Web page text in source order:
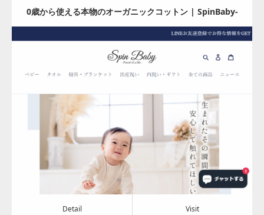
0歳から使える本物のオーガニックコットン | SpinBaby-
スピンベビー-
アパレル・バッグ
Detail
Detail Visit